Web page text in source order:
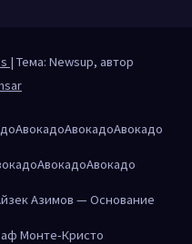
| Тема: Newsup, автор
АвокадоАвокадоАвокадо
АвокадоАвокадо
Азимов — Основание
Монте-Кристо